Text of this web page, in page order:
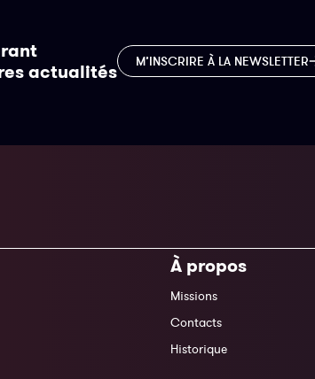
actualités
M’INSCRIRE À LA NEWSLETTER
À propos
Missions
Contacts
Historique